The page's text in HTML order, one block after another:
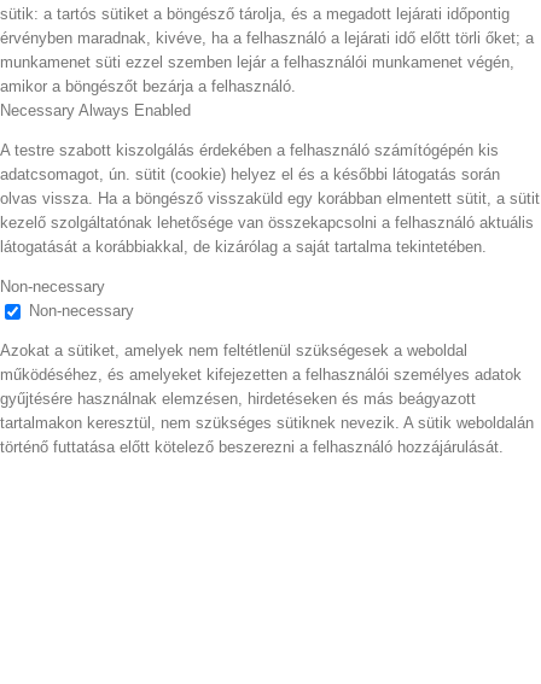
sütik: a tartós sütiket a böngésző tárolja, és a megadott lejárati időpontig
érvényben maradnak, kivéve, ha a felhasználó a lejárati idő előtt törli őket; a
munkamenet süti ezzel szemben lejár a felhasználói munkamenet végén,
amikor a böngészőt bezárja a felhasználó.
Necessary Always Enabled
A testre szabott kiszolgálás érdekében a felhasználó számítógépén kis
adatcsomagot, ún. sütit (cookie) helyez el és a későbbi látogatás során
olvas vissza. Ha a böngésző visszaküld egy korábban elmentett sütit, a sütit
kezelő szolgáltatónak lehetősége van összekapcsolni a felhasználó aktuális
látogatását a korábbiakkal, de kizárólag a saját tartalma tekintetében.
Non-necessary
Non-necessary
Azokat a sütiket, amelyek nem feltétlenül szükségesek a weboldal
működéséhez, és amelyeket kifejezetten a felhasználói személyes adatok
gyűjtésére használnak elemzésen, hirdetéseken és más beágyazott
tartalmakon keresztül, nem szükséges sütiknek nevezik. A sütik weboldalán
történő futtatása előtt kötelező beszerezni a felhasználó hozzájárulását.